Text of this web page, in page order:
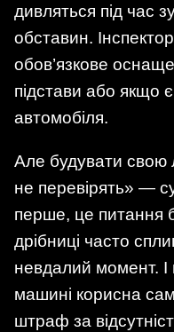
дивляться під час
обставин.
обов’язкове
підстави або якщо
автомобіля.
Але будувати свою
не перевірять» —
перше, це питання
дрібниці часто
невдалий момент. І
машині корисна
штраф за